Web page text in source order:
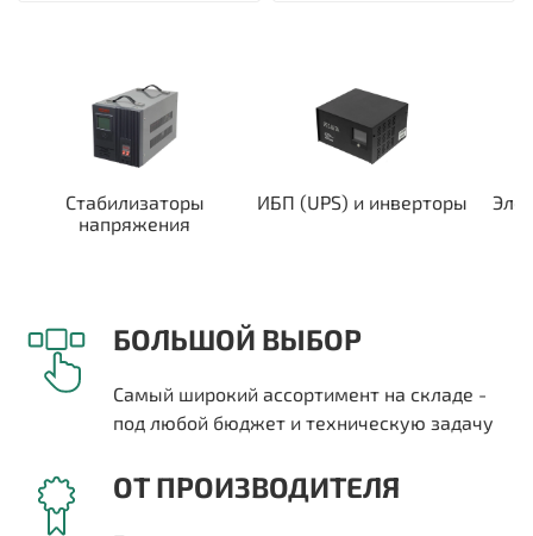
Стабилизаторы
напряжения
ИБП (UPS) и инверторы
БОЛЬШОЙ ВЫБОР
Самый широкий ассортимент на складе -
под любой бюджет и техническую задачу
ОТ ПРОИЗВОДИТЕЛЯ